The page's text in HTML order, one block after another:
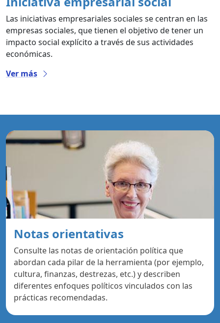
Las iniciativas empresariales sociales se centran en las
empresas sociales, que tienen el objetivo de tener un
impacto social explícito a través de sus actividades
económicas.
Ver más
Notas orientativas
Consulte las notas de orientación política que
abordan cada pilar de la herramienta (por ejemplo,
cultura, finanzas, destrezas, etc.) y describen
diferentes enfoques políticos vinculados con las
prácticas recomendadas.